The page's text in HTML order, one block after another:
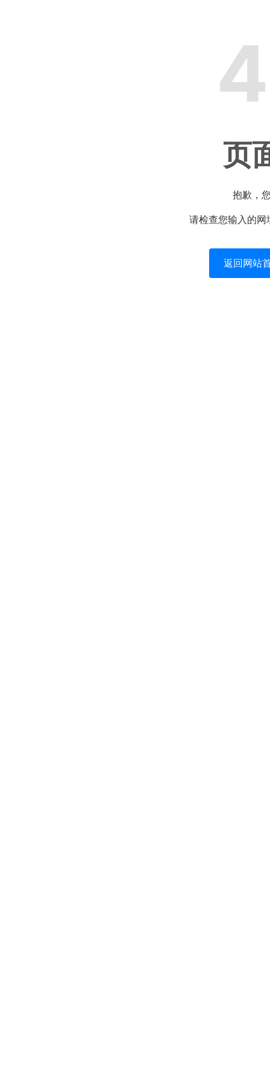
页
抱歉，
请检查您输入的
返回网站